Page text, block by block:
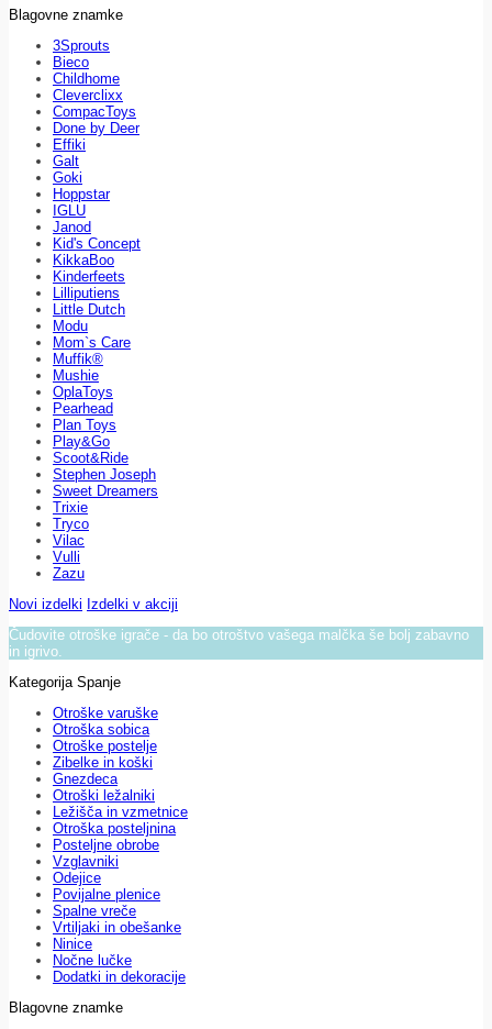
Blagovne znamke
3Sprouts
Bieco
Childhome
Cleverclixx
CompacToys
Done by Deer
Effiki
Galt
Goki
Hoppstar
IGLU
Janod
Kid's Concept
KikkaBoo
Kinderfeets
Lilliputiens
Little Dutch
Modu
Mom`s Care
Muffik®
Mushie
OplaToys
Pearhead
Plan Toys
Play&Go
Scoot&Ride
Stephen Joseph
Sweet Dreamers
Trixie
Tryco
Vilac
Vulli
Zazu
Novi izdelki Izdelki v akciji
Čudovite otroške igrače - da bo otroštvo vašega malčka še bolj zabavno
in igrivo.
Kategorija Spanje
Otroške varuške
Otroška sobica
Otroške postelje
Zibelke in koški
Gnezdeca
Otroški ležalniki
Ležišča in vzmetnice
Otroška posteljnina
Posteljne obrobe
Vzglavniki
Odejice
Povijalne plenice
Spalne vreče
Vrtiljaki in obešanke
Ninice
Nočne lučke
Dodatki in dekoracije
Blagovne znamke